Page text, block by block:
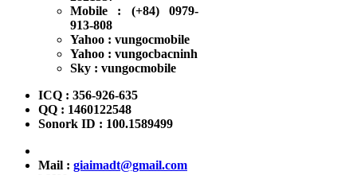
Mobile : (+84) 0979-
913-808
Yahoo : vungocmobile
Yahoo : vungocbacninh
Sky : vungocmobile
ICQ : 356-926-635
QQ : 1460122548
Sonork ID : 100.1589499
Mail : giaimadt@gmail.com